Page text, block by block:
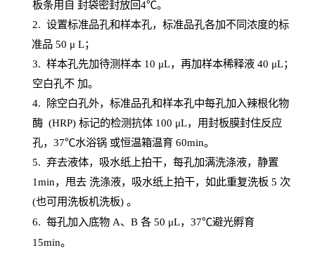
板条用自 封袋密封放回4℃。
2. 设置标准品孔和样本孔，标准品孔各加不同浓度的标
准品 50 μ L；
3. 样本孔先加待测样本 10 μL，再加样本稀释液 40 μL；
空白孔不 加。
4.
除空白孔外，标准品孔和样本孔中每孔加入辣根化物
酶 (HRP) 标记的检测抗体 100 μL，用封板膜封住反应
孔， 37℃水浴锅 或恒温箱温育60min。
5. 弃去液体，吸水纸上拍干，每孔加满洗涤液，静置
1min，甩去 洗涤液，吸水纸上拍干，如此重复洗板 5 次
(也可用洗板机洗板) 。
6. 每孔加入底物A、B 各 50 μL，37℃避光孵育
15min。